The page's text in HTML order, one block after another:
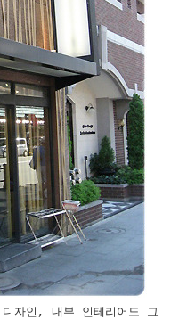
자인, 내부 인테리어도 그